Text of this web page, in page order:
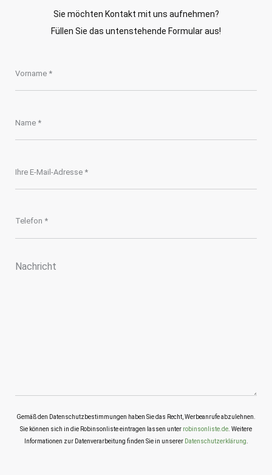
Sie möchten Kontakt mit uns aufnehmen?
Füllen Sie das untenstehende Formular aus!
Gemäß den Datenschutzbestimmungen haben Sie das Recht, Werbeanrufe abzulehnen.
Sie können sich in die Robinsonliste eintragen lassen unter robinsonliste.de . Weitere
Informationen zur Datenverarbeitung finden Sie in unserer Datenschutzerklärung